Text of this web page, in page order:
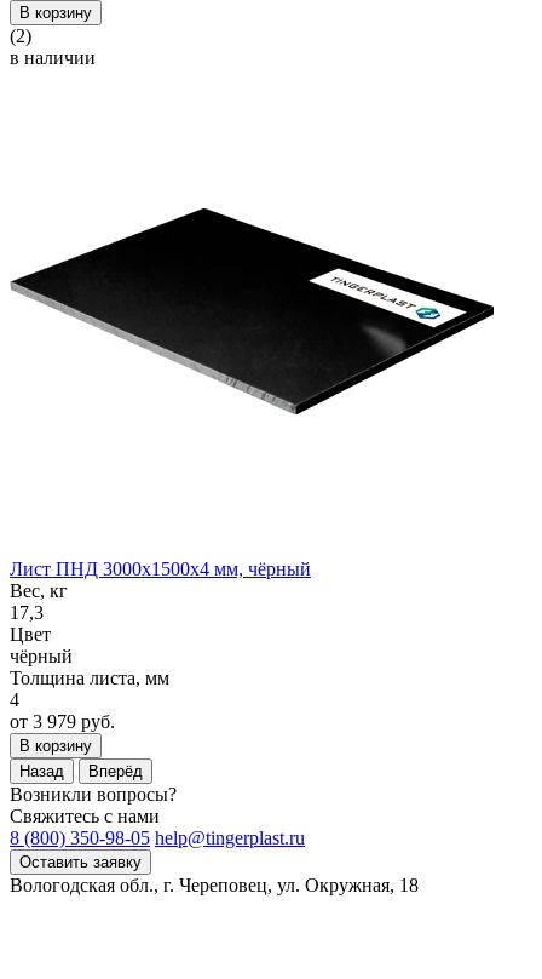
В корзину
(2)
в наличии
Лист ПНД 3000x1500x4 мм, чёрный
Вес, кг
17,3
Цвет
чёрный
Толщина листа, мм
4
от 3 979 руб.
В корзину
Назад
Вперёд
Возникли вопросы?
Свяжитесь с нами
8 (800) 350-98-05 help@tingerplast.ru
Оставить заявку
Вологодская обл., г. Череповец, ул. Окружная, 18